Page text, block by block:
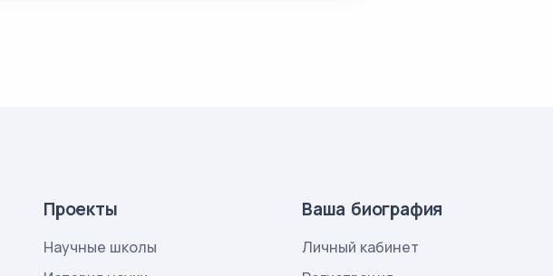
Проекты
Научные школы
Ваша биография
Личный кабинет